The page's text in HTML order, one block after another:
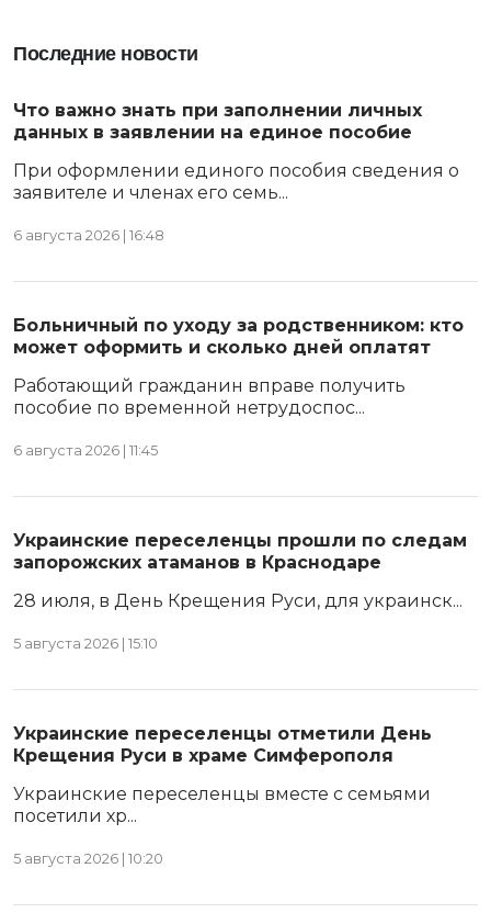
Последние новости
Что важно знать при заполнении личных
данных в заявлении на единое пособие
При оформлении единого пособия сведения о
заявителе и членах его семь...
6 августа 2026 | 16:48
Больничный по уходу за родственником: кто
может оформить и сколько дней оплатят
Работающий гражданин вправе получить
пособие по временной нетрудоспос...
6 августа 2026 | 11:45
Украинские переселенцы прошли по следам
запорожских атаманов в Краснодаре
28 июля, в День Крещения Руси, для украинск...
5 августа 2026 | 15:10
Украинские переселенцы отметили День
Крещения Руси в храме Симферополя
Украинские переселенцы вместе с семьями
посетили хр...
5 августа 2026 | 10:20